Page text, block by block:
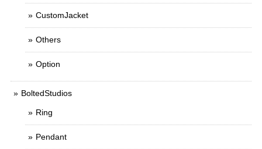
CustomJacket
Others
Option
BoltedStudios
Ring
Pendant